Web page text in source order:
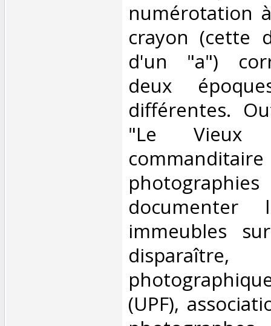
numérotation
crayon (cette
d'un "a")
deux
différentes.
"Le Vieux
immeubles
(UPF),